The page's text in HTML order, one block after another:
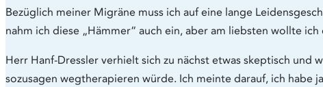
Bezüglich meiner Migräne muss ich auf eine lange
nahm ich diese „Hämmer“ auch ein, aber am liebsten wollte
Herr Hanf-Dressler verhielt sich zu nächst etwas skeptisch und
sozusagen wegtherapieren würde. Ich meinte darauf, ich habe